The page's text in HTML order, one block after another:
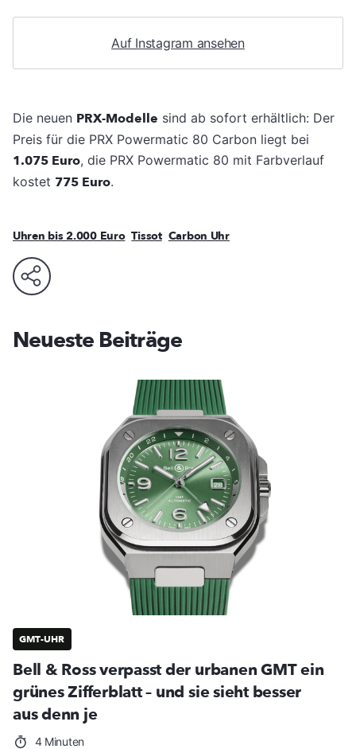
Auf Instagram ansehen
Die neuen PRX-Modelle sind ab sofort erhältlich: Der
Preis für die PRX Powermatic 80 Carbon liegt bei
1.075 Euro, die PRX Powermatic 80 mit Farbverlauf
kostet 775 Euro.
Uhren bis 2.000 Euro Tissot Carbon Uhr
Neueste Beiträge
GMT-UHR
Bell & Ross verpasst der urbanen GMT ein
grünes Zifferblatt – und sie sieht besser
aus denn je
4 Minuten